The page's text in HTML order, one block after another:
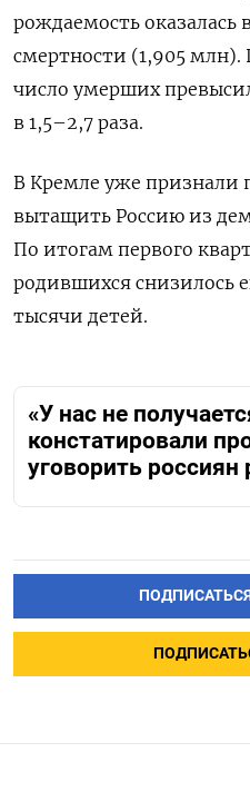
рождаемость оказалась
смертности (1,905 млн).
число умерших
в 1,5–2,7 раза.
В Кремле уже признали
вытащить Россию из
По итогам первого
родившихся снизилось
тысячи детей.
«У нас не
констатировали
уговорить россиян